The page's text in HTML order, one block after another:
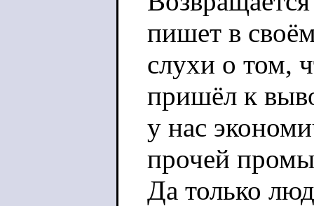
пишет в
слухи о том,
пришёл к
у нас
прочей
Да только